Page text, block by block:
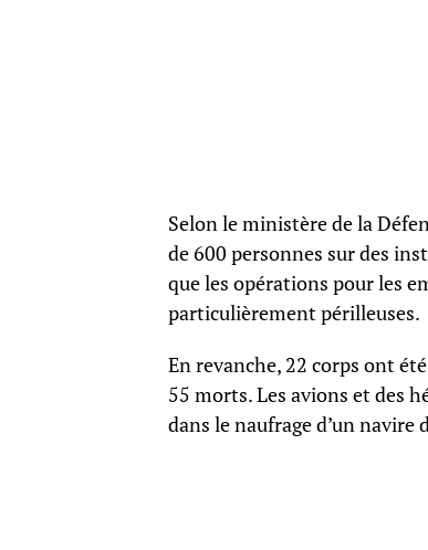
Selon le ministère de la
de 600 personnes sur des
que les opérations pour les
particulièrement périlleuses.
En revanche, 22 corps ont
55 morts. Les avions et des
dans le naufrage d’un navire